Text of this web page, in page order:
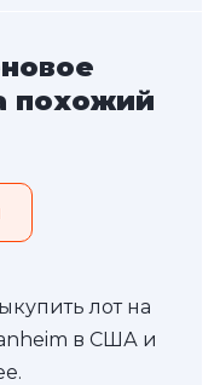
похожий
лот на
в США и